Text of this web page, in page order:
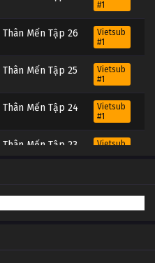
#1
Mến Tập 26
Vietsub
#1
Mến Tập 25
Vietsub
#1
Mến Tập 24
Vietsub
#1
Mến Tập 23
Vietsub
Mến Tập 22